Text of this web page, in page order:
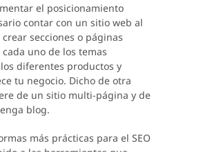
el posicionamiento
contar con un sitio web al
secciones o páginas
uno de los temas
diferentes productos y
tu negocio. Dicho de otra
de un sitio multi-página y de
blog.
más prácticas para el SEO